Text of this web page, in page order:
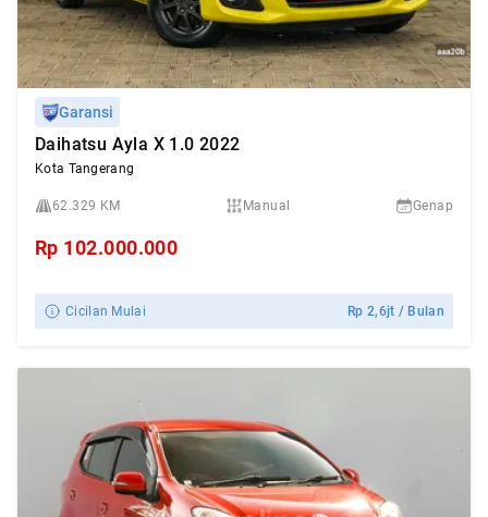
Garansi
Daihatsu Ayla X 1.0 2022
Kota Tangerang
62.329 KM Manual Genap
Rp 102.000.000
Cicilan Mulai Rp2,6jt / Bulan